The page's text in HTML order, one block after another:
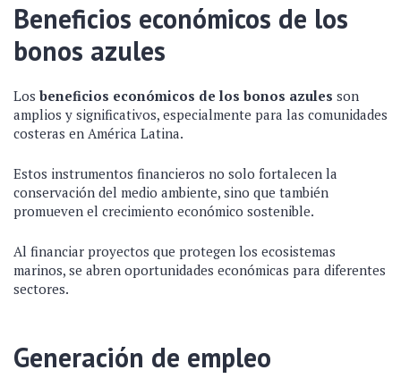
Beneficios económicos de los
bonos azules
Los beneficios económicos de los bonos azules son
amplios y significativos, especialmente para las comunidades
costeras en América Latina.
Estos instrumentos financieros no solo fortalecen la
conservación del medio ambiente, sino que también
promueven el crecimiento económico sostenible.
Al financiar proyectos que protegen los ecosistemas
marinos, se abren oportunidades económicas para diferentes
sectores.
Generación de empleo